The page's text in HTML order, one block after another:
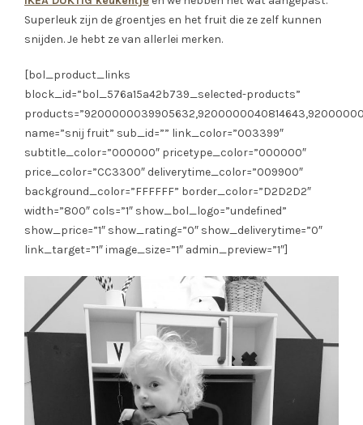
Superleuk zijn de groentjes en het fruit die ze zelf kunnen
snijden. Je hebt ze van allerlei merken.
[bol_product_links
block_id=”bol_576a15a42b739_selected-products”
name=”snij fruit” sub_id=”” link_color=”003399″
subtitle_color=”000000″ pricetype_color=”000000″
price_color=”CC3300″ deliverytime_color=”009900″
background_color=”FFFFFF” border_color=”D2D2D2″
width=”800″ cols=”1″ show_bol_logo=”undefined”
show_price=”1″ show_rating=”0″ show_deliverytime=”0″
link_target=”1″ image_size=”1″ admin_preview=”1″]